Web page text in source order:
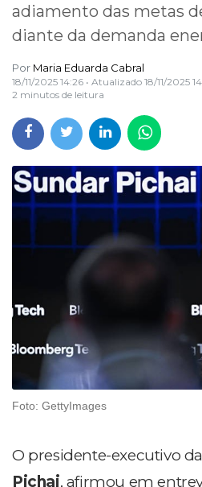
adiamento das metas
diante da demanda
Por Maria Eduarda Cabral
18/11/2025 14:26 • Atualizado 18/11/2025
2 minutos de leitura
Foto: GettyImages
O presidente-executivo da
Pichai, afirmou em